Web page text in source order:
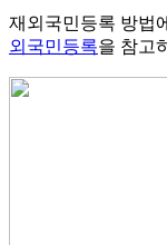
재외국민등록 방법
외국민등록을 참고